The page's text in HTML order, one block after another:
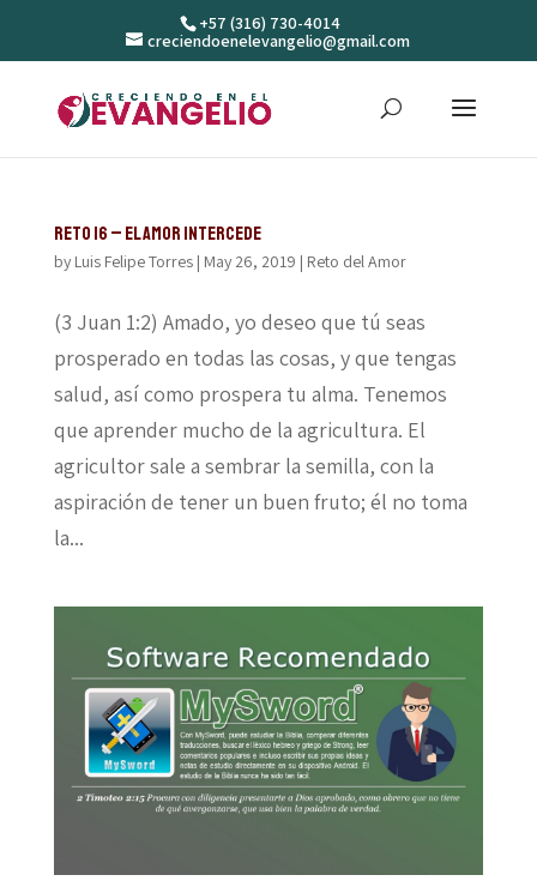
+57 (316) 730-4014
creciendoenelevangelio@gmail.com
Reto 16 – El amor intercede
by Luis Felipe Torres| May 26, 2019 | Reto del Amor
(3 Juan 1:2) Amado, yo deseo que tú seas
prosperado en todas las cosas, y que tengas
salud, así como prospera tu alma. Tenemos
que aprender mucho de la agricultura. El
agricultor sale a sembrar la semilla, con la
aspiración de tener un buen fruto; él no toma
la...